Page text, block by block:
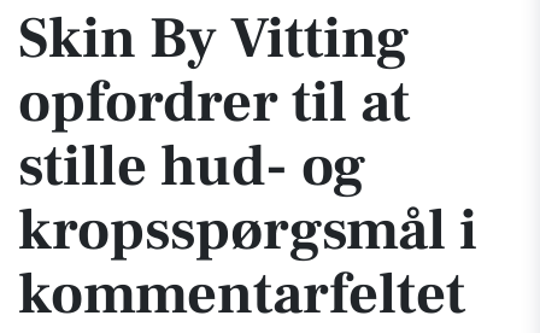
Skin By Vitting
opfordrer til at
stille hud- og
kropsspørgsmål i
kommentarfeltet